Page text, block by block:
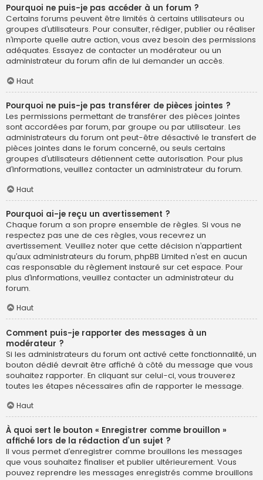
Pourquoi ne puis-je pas accéder à un forum ?
Certains forums peuvent être limités à certains utilisateurs ou
groupes d’utilisateurs. Pour consulter, rédiger, publier ou réaliser
n’importe quelle autre action, vous avez besoin des permissions
adéquates. Essayez de contacter un modérateur ou un
administrateur du forum afin de lui demander un accès.
Haut
Pourquoi ne puis-je pas transférer de pièces jointes ?
Les permissions permettant de transférer des pièces jointes
sont accordées par forum, par groupe ou par utilisateur. Les
administrateurs du forum ont peut-être désactivé le transfert de
pièces jointes dans le forum concerné, ou seuls certains
groupes d’utilisateurs détiennent cette autorisation. Pour plus
d’informations, veuillez contacter un administrateur du forum.
Haut
Pourquoi ai-je reçu un avertissement ?
Chaque forum a son propre ensemble de règles. Si vous ne
respectez pas une de ces règles, vous recevrez un
avertissement. Veuillez noter que cette décision n’appartient
qu’aux administrateurs du forum, phpBB Limited n’est en aucun
cas responsable du règlement instauré sur cet espace. Pour
plus d’informations, veuillez contacter un administrateur du
forum.
Haut
Comment puis-je rapporter des messages à un
modérateur ?
Si les administrateurs du forum ont activé cette fonctionnalité, un
bouton dédié devrait être affiché à côté du message que vous
souhaitez rapporter. En cliquant sur celui-ci, vous trouverez
toutes les étapes nécessaires afin de rapporter le message.
Haut
À quoi sert le bouton « Enregistrer comme brouillon »
affiché lors de la rédaction d’un sujet ?
Il vous permet d’enregistrer comme brouillons les messages
que vous souhaitez finaliser et publier ultérieurement. Vous
pouvez reprendre les messages enregistrés comme brouillons